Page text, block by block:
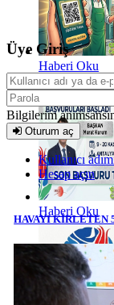
Haberi Oku
Haberi Oku
Üye Giriş
Bilgilerim
Oturum aç
Kullanıcı
Hesap açın
HAVAYI KİRLETEN